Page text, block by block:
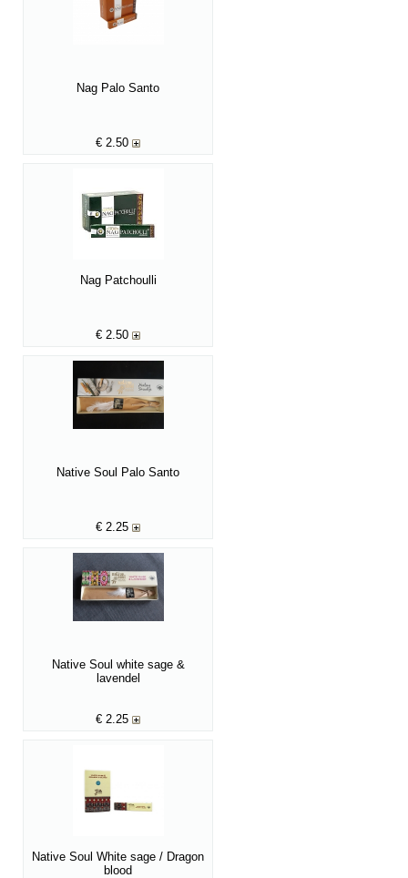
Nag Palo Santo
€ 2.50
Nag Patchoulli
€ 2.50
Native Soul Palo Santo
€ 2.25
Native Soul white sage &
lavendel
€ 2.25
Native Soul White sage / Dragon
blood